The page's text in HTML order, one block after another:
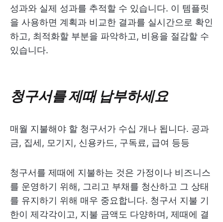
성과와 실제 성과를 추적할 수 있습니다. 이 템플릿
을 사용하면 계획과 비교한 결과를 실시간으로 확인
하고, 최적화할 부분을 파악하고, 비용을 절감할 수
있습니다.
청구서를 제때 납부하세요
매월 지불해야 할 청구서가 수십 개나 됩니다. 공과
금, 집세, 모기지, 신용카드, 구독료, 급여 등등
청구서를 제때에 지불하는 것은 가정이나 비즈니스
를 운영하기 위해, 그리고 부채를 청산하고 그 상태
를 유지하기 위해 매우 중요합니다. 청구서 지불 기
한이 제각각이고, 지불 금액도 다양하며, 제때에 결